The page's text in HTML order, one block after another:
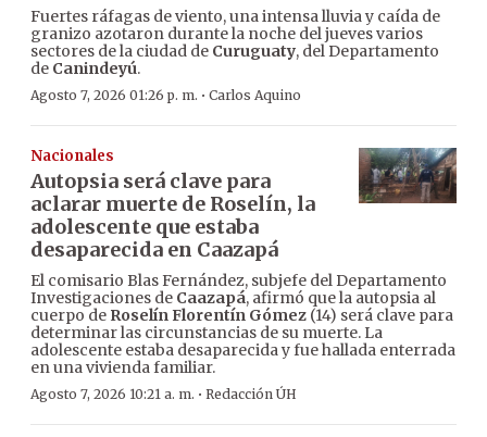
Fuertes ráfagas de viento, una intensa lluvia y caída de
granizo azotaron durante la noche del jueves varios
sectores de la ciudad de Curuguaty, del Departamento
de Canindeyú.
Agosto 7, 2026 01:26 p. m. · Carlos Aquino
Nacionales
Autopsia será clave para
aclarar muerte de Roselín, la
adolescente que estaba
desaparecida en Caazapá
El comisario Blas Fernández, subjefe del Departamento
Investigaciones de Caazapá, afirmó que la autopsia al
cuerpo de Roselín Florentín Gómez (14) será clave para
determinar las circunstancias de su muerte. La
adolescente estaba desaparecida y fue hallada enterrada
en una vivienda familiar.
Agosto 7, 2026 10:21 a. m. · Redacción ÚH